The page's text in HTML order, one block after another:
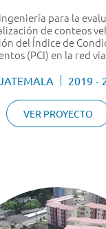
para la
de conteos
del Índice de
(PCI) en la red
2019 -
VER PROYECTO